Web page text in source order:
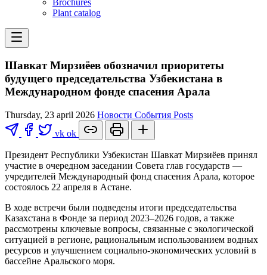
Brochures
Plant catalog
Шавкат Мирзиёев обозначил приоритеты
будущего председательства Узбекистана в
Международном фонде спасения Арала
Thursday, 23 april 2026 Новости События Posts
vk ok
Президент Республики Узбекистан Шавкат Мирзиёев принял
участие в очередном заседании Совета глав государств —
учредителей Международный фонд спасения Арала, которое
состоялось 22 апреля в Астане.
В ходе встречи были подведены итоги председательства
Казахстана в Фонде за период 2023–2026 годов, а также
рассмотрены ключевые вопросы, связанные с экологической
ситуацией в регионе, рациональным использованием водных
ресурсов и улучшением социально-экономических условий в
бассейне Аральского моря.